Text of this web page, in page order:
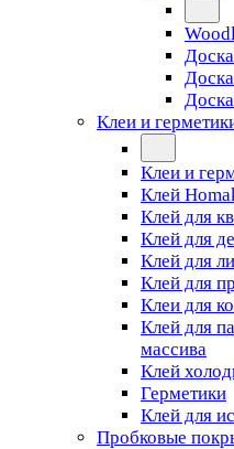
Клеи и
Клеи и
Клей
Клей для
Клей для
Клей для
Клей для
Клеи для
Клей для
массива
Клей
Герметики
Клей для
Пробковые